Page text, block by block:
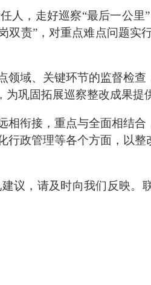
人，走好巡察“最后一公里”
双责”，对重点难点问题实
领域、关键环节的监督检
巩固拓展巡察整改成果提
相衔接，重点与全面相结
政管理等各个方面，以
议，请及时向我们反映。